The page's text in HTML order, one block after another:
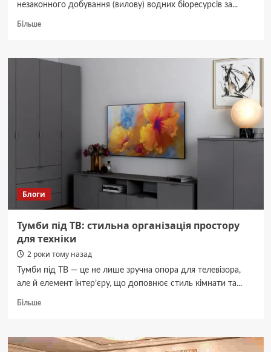
незаконного добування (вилову) водних біоресурсів за...
БільшеДокладніше
час
екоінспектори
метрову
браконьєрську
сітку
Блоги
Тумби під ТВ: стильна організація простору
для техніки
2 роки тому назад
Тумби під ТВ — це не лише зручна опора для телевізора,
але й елемент інтер’єру, що доповнює стиль кімнати та...
БільшеДокладніше
під
ТВ: